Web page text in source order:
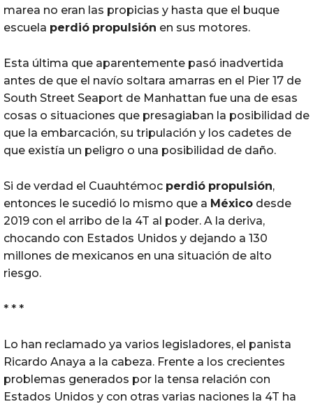
marea no eran las propicias y hasta que el buque
escuela perdió propulsión en sus motores.
Esta última que aparentemente pasó inadvertida
antes de que el navío soltara amarras en el Pier 17 de
South Street Seaport de Manhattan fue una de esas
cosas o situaciones que presagiaban la posibilidad de
que la embarcación, su tripulación y los cadetes de
que existía un peligro o una posibilidad de daño.
Si de verdad el Cuauhtémoc perdió propulsión,
entonces le sucedió lo mismo que a México desde
2019 con el arribo de la 4T al poder. A la deriva,
chocando con Estados Unidos y dejando a 130
millones de mexicanos en una situación de alto
riesgo.
* * *
Lo han reclamado ya varios legisladores, el panista
Ricardo Anaya a la cabeza. Frente a los crecientes
problemas generados por la tensa relación con
Estados Unidos y con otras varias naciones la 4T ha